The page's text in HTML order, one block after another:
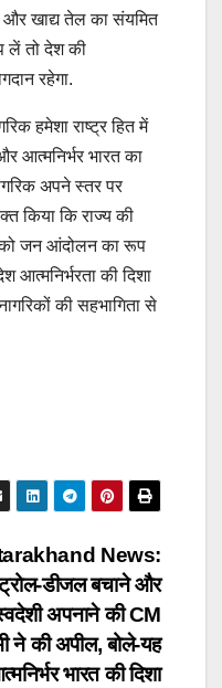
खाद्य तेल का संयमित
लें तो देश की
रहेगा.
हमेशा राष्ट्र हित में
आत्मनिर्भर भारत का
अपने स्तर पर
किया कि राज्य की
को जन आंदोलन का रूप
आत्मनिर्भरता की दिशा
की सहभागिता से
News:
डीजल बचाने और
अपनाने की CM
ने की अपील, बोले-यह
भारत की दिशा